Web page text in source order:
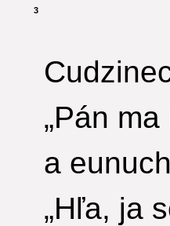
3
„Pán
a
„Hľa, ja